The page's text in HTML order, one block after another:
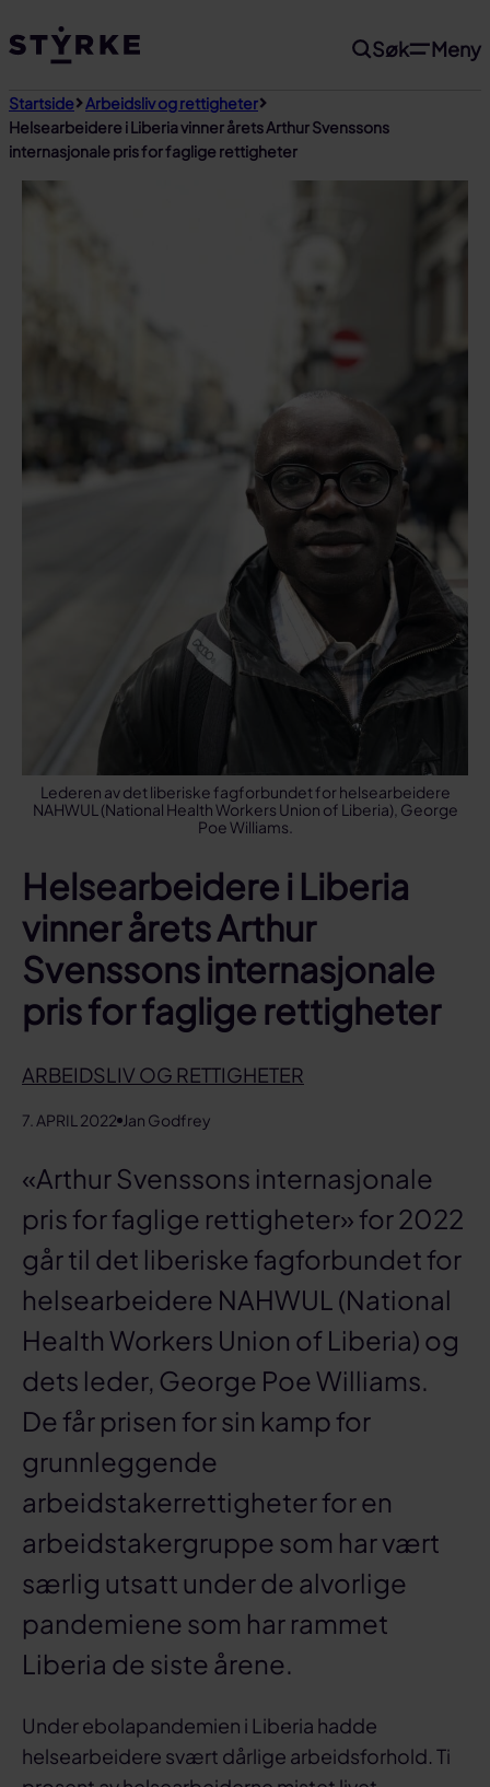
til
Søk Meny
Startside Arbeidsliv og rettigheter
Helsearbeidere i Liberia vinner årets Arthur Svenssons
internasjonale pris for faglige rettigheter
Lederen av det liberiske fagforbundet for helsearbeidere
NAHWUL (National Health Workers Union of Liberia), George
Poe Williams.
Helsearbeidere i Liberia
vinner årets Arthur
Svenssons internasjonale
pris for faglige rettigheter
ARBEIDSLIV OG RETTIGHETER
7. APRIL 2022 Jan Godfrey
«Arthur Svenssons internasjonale
pris for faglige rettigheter» for 2022
går til det liberiske fagforbundet for
helsearbeidere NAHWUL (National
Health Workers Union of Liberia) og
dets leder, George Poe Williams.
De får prisen for sin kamp for
grunnleggende
arbeidstakerrettigheter for en
arbeidstakergruppe som har vært
særlig utsatt under de alvorlige
pandemiene som har rammet
Liberia de siste årene.
Under ebolapandemien i Liberia hadde
helsearbeidere svært dårlige arbeidsforhold. Ti